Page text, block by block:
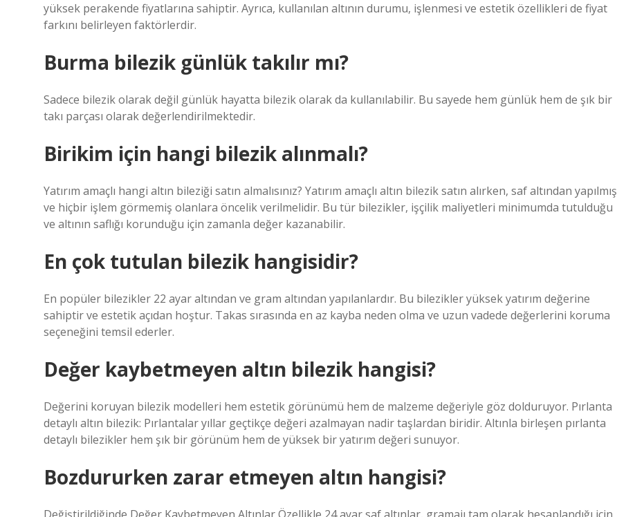
yüksek perakende fiyatlarına sahiptir. Ayrıca, kullanılan altının durumu, işlenmesi ve estetik özellikleri de fiyat
farkını belirleyen faktörlerdir.
Burma bilezik günlük takılır mı?
Sadece bilezik olarak değil günlük hayatta bilezik olarak da kullanılabilir. Bu sayede hem günlük hem de şık bir
takı parçası olarak değerlendirilmektedir.
Birikim için hangi bilezik alınmalı?
Yatırım amaçlı hangi altın bileziği satın almalısınız? Yatırım amaçlı altın bilezik satın alırken, saf altından yapılmış
ve hiçbir işlem görmemiş olanlara öncelik verilmelidir. Bu tür bilezikler, işçilik maliyetleri minimumda tutulduğu
ve altının saflığı korunduğu için zamanla değer kazanabilir.
En çok tutulan bilezik hangisidir?
En popüler bilezikler 22 ayar altından ve gram altından yapılanlardır. Bu bilezikler yüksek yatırım değerine
sahiptir ve estetik açıdan hoştur. Takas sırasında en az kayba neden olma ve uzun vadede değerlerini koruma
seçeneğini temsil ederler.
Değer kaybetmeyen altın bilezik hangisi?
Değerini koruyan bilezik modelleri hem estetik görünümü hem de malzeme değeriyle göz dolduruyor. Pırlanta
detaylı altın bilezik: Pırlantalar yıllar geçtikçe değeri azalmayan nadir taşlardan biridir. Altınla birleşen pırlanta
detaylı bilezikler hem şık bir görünüm hem de yüksek bir yatırım değeri sunuyor.
Bozdururken zarar etmeyen altın hangisi?